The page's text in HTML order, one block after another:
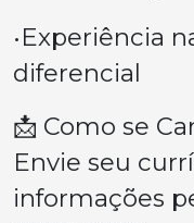
•Experiência
diferencial
📩 Como se
Envie seu
informações